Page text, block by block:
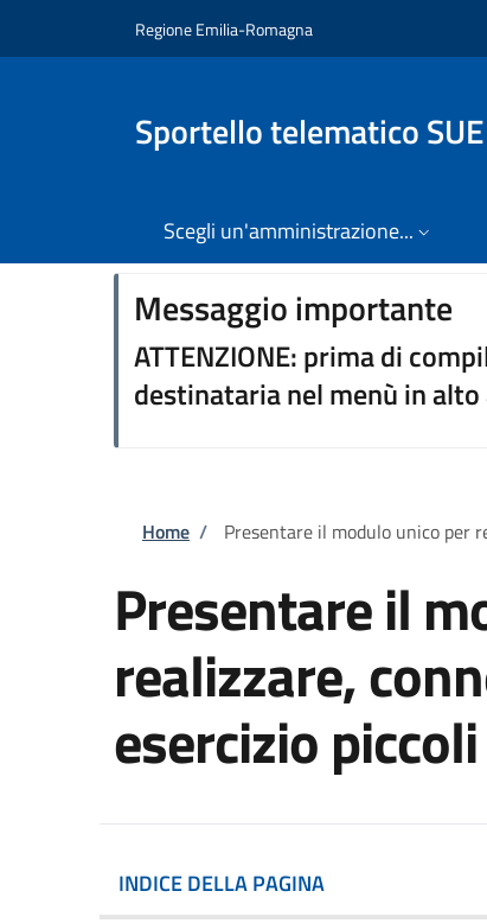
Regione Emilia-Romagna
Sportello telematico SUE
Scegli un'amministrazione...
Messaggio importante
ATTENZIONE: prima di
destinataria nel menù in
Briciole di pane
Home / Presentare il modulo unico per
Presentare il
realizzare,
esercizio
INDICE DELLA PAGINA